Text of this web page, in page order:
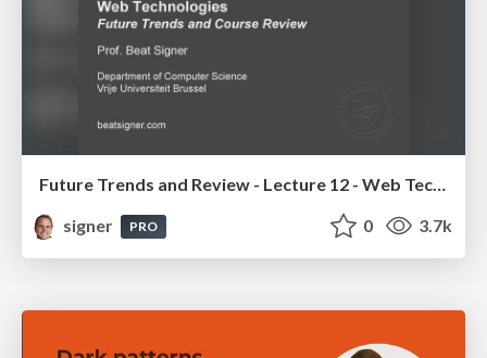
Future Trends and Review - Lecture 12 - Web Technologies (1019888BNR)
signer
PRO 0 3.7k